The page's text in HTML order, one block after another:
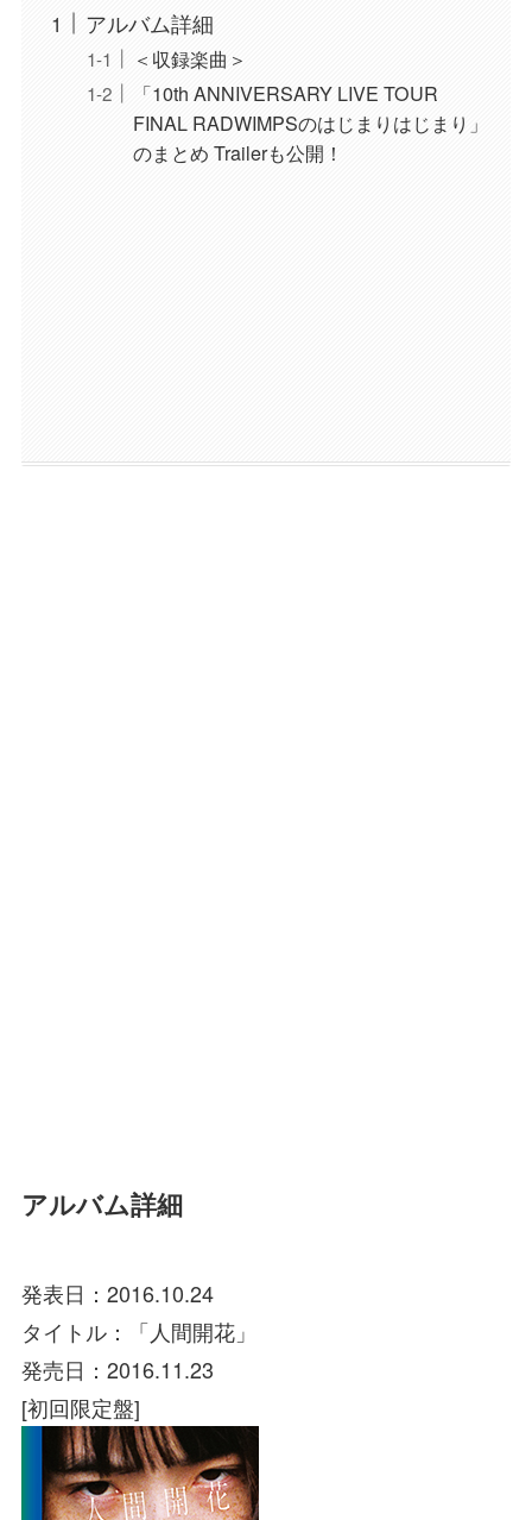
アルバム詳細
＜収録楽曲＞
「10th ANNIVERSARY LIVE TOUR
FINAL RADWIMPSのはじまりはじまり」
のまとめ Trailerも公開！
アルバム詳細
発表日：2016.10.24
タイトル：「人間開花」
発売日：2016.11.23
[初回限定盤]